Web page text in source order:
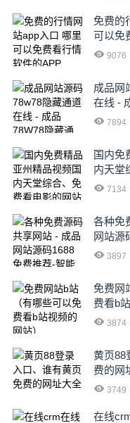
免费的
可以免
9076
成品网
在线 -
农业数
7894
国内免
内天堂
站有哪
7134
各种免
网站源
化时代
3897
免费网
费看b
3874
黄页88
费的网
3749
在线